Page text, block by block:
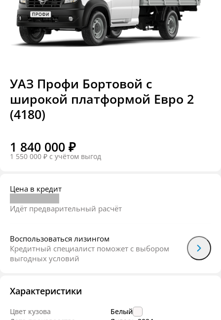
УАЗ Профи Бортовой c
широкой платформой Евро 2
(4180)
1 840 000 ₽
1 550 000 ₽ c учётом выгод
Цена в кредит
Идёт предварительный расчёт
Воспользоваться лизингом
Кредитный специалист поможет с выбором
выгодных условий
Характеристики
Цвет кузова
Белый